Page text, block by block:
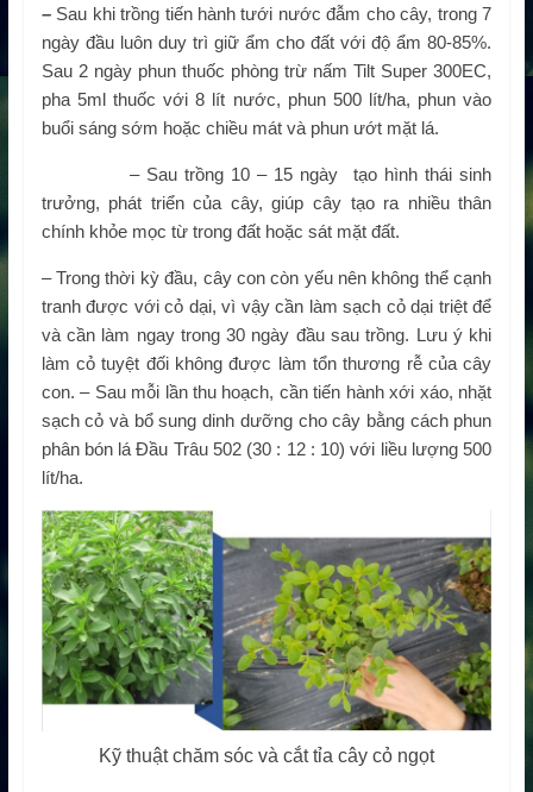
– Sau khi trồng tiến hành tưới nước đẫm cho cây, trong 7
ngày đầu luôn duy trì giữ ẩm cho đất với độ ẩm 80-85%.
Sau 2 ngày phun thuốc phòng trừ nấm Tilt Super 300EC,
pha 5ml thuốc với 8 lít nước, phun 500 lít/ha, phun vào
buổi sáng sớm hoặc chiều mát và phun ướt mặt lá.
– Sau trồng 10 – 15 ngày tạo hình thái sinh
trưởng, phát triển của cây, giúp cây tạo ra nhiều thân
chính khỏe mọc từ trong đất hoặc sát mặt đất.
– Trong thời kỳ đầu, cây con còn yếu nên không thể cạnh
tranh được với cỏ dại, vì vậy cần làm sạch cỏ dại triệt để
và cần làm ngay trong 30 ngày đầu sau trồng. Lưu ý khi
làm cỏ tuyệt đối không được làm tổn thương rễ của cây
con. – Sau mỗi lần thu hoạch, cần tiến hành xới xáo, nhặt
sạch cỏ và bổ sung dinh dưỡng cho cây bằng cách phun
phân bón lá Đầu Trâu 502 (30 : 12 : 10) với liều lượng 500
lít/ha.
Kỹ thuật chăm sóc và cắt tỉa cây cỏ ngọt